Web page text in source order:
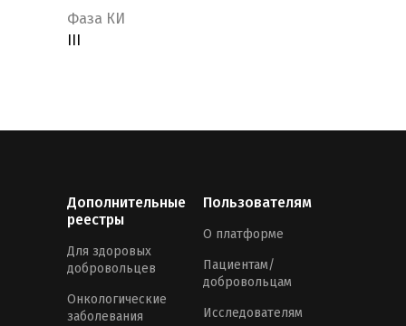
Фаза КИ
Дополнительные
реестры
Для здоровых
добровольцев
Онкологические
заболевания
Пользователям
О платформе
Пациентам/
добровольцам
Исследователям